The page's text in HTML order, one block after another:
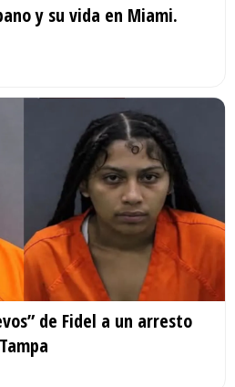
y su vida en Miami.
de Fidel a un arresto